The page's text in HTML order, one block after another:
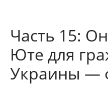
Часть 15:
Юте для
Украины —